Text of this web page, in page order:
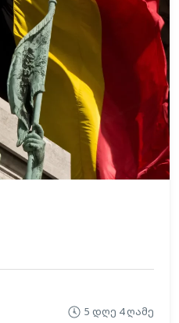
5 დღე 4 ღამე